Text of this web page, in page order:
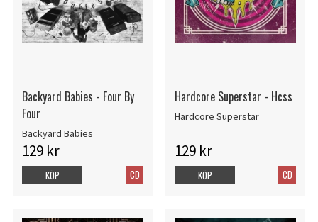
Backyard Babies - Four By
Four
Backyard Babies
129 kr
CD
KÖP
Hardcore Superstar - Hcss
Hardcore Superstar
129 kr
CD
KÖP